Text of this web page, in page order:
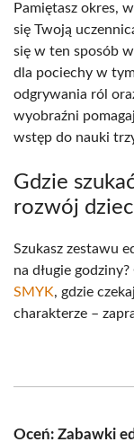
Pamiętasz okres,
się Twoją
się w ten sposób
dla pociechy w
odgrywania ról
wyobraźni
wstęp do nauki
Gdzie
rozwój
Szukasz zestawu
na długie
SMYK, gdzie
charakterze –
Oceń: Zabawki